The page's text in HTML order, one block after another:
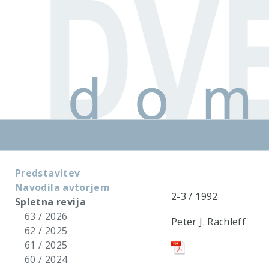
Predstavitev
Navodila avtorjem
Spletna revija
63 / 2026
62 / 2025
61 / 2025
60 / 2024
2-3 / 1992
Peter J. Rachleff